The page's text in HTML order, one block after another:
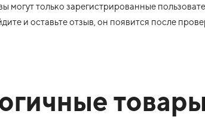
могут только зарегистрированные
и оставьте отзыв, он появится после
товары